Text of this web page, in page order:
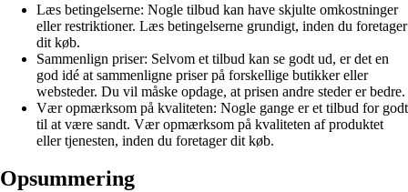
Læs betingelserne: Nogle tilbud kan have skjulte omkostninger
eller restriktioner. Læs betingelserne grundigt, inden du foretager
dit køb.
Sammenlign priser: Selvom et tilbud kan se godt ud, er det en
god idé at sammenligne priser på forskellige butikker eller
websteder. Du vil måske opdage, at prisen andre steder er bedre.
Vær opmærksom på kvaliteten: Nogle gange er et tilbud for godt
til at være sandt. Vær opmærksom på kvaliteten af produktet
eller tjenesten, inden du foretager dit køb.
Opsummering